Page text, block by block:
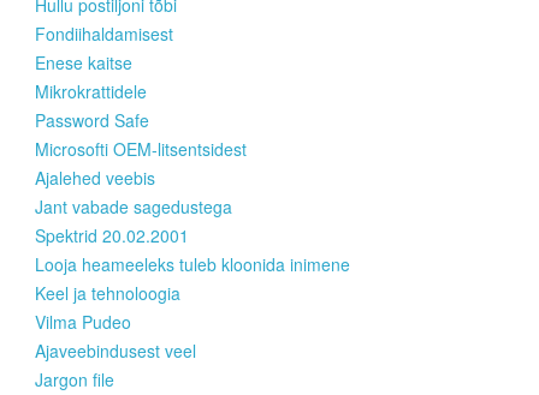
Hullu postiljoni tõbi
Fondiihaldamisest
Enese kaitse
Mikrokrattidele
Password Safe
Microsofti OEM-litsentsidest
Ajalehed veebis
Jant vabade sagedustega
Spektrid 20.02.2001
Looja heameeleks tuleb kloonida inimene
Keel ja tehnoloogia
Vilma Pudeo
Ajaveebindusest veel
Jargon file